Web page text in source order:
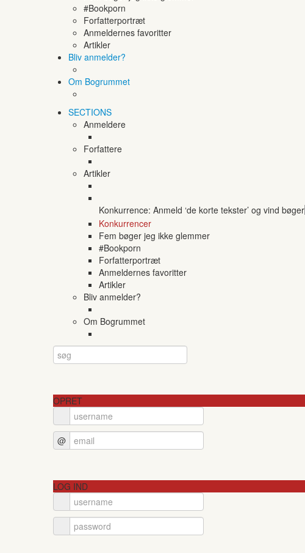
#Bookporn
Forfatterportræt
Anmeldernes favoritter
Artikler
Bliv anmelder?
Om Bogrummet
SECTIONS
Anmeldere
Forfattere
Artikler
Konkurrence: Anmeld ‘de korte tekster’ og vind bøger
Konkurrencer
Fem bøger jeg ikke glemmer
#Bookporn
Forfatterportræt
Anmeldernes favoritter
Artikler
Bliv anmelder?
Om Bogrummet
OPRET
@
LOG IND